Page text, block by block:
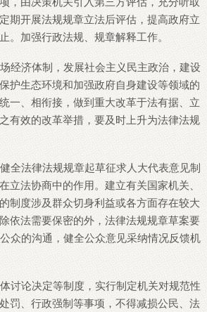
期开展法规规章立法后评估，提高政府立
。加强行政法规、规章解释工作。
经济体制，发展社会主义民主政治，建设
护生态环境和加强政府自身建设等领域的
一、相衔接，做到重大改革于法有据、立
有效的改革举措，要及时上升为法律法规
全法律法规规章起草征求人大代表意见制
法协商中的作用。建立有关国家机关、
制度涉及群众切身利益或各方面存在较大
依法需要保密的外，法律法规规章草案要
众的沟通，健全公众意见采纳情况反馈机
讨论决定等制度，实行制定机关对规范性
罚、行政强制等事项，不得减损公民、法